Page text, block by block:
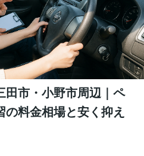
田市・小野市周辺｜ペ
料金相場と安く抑え